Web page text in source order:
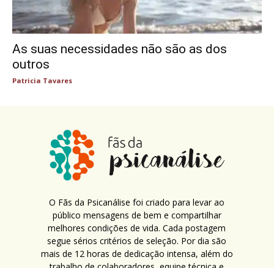
As suas necessidades não são as dos
outros
Patricia Tavares
O Fãs da Psicanálise foi criado para levar ao
público mensagens de bem e compartilhar
melhores condições de vida. Cada postagem
segue sérios critérios de seleção. Por dia são
mais de 12 horas de dedicação intensa, além do